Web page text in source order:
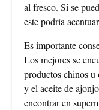
al fresco. Si se
este podría
Es importante
Los mejores se
productos chinos u
y el aceite de
encontrar en